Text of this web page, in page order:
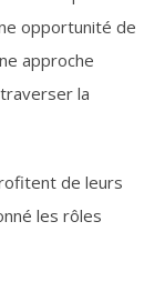
opportunité de
approche
la
de leurs
les rôles